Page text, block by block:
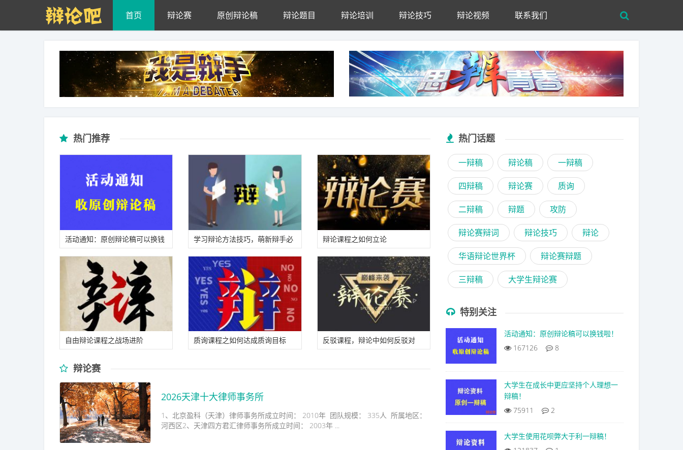
Skip to main content
首页 辩论赛 原创辩论稿 辩论题目 辩论培训 辩论技巧 辩论视频 联系我们
热门推荐
活动通知：原创辩论稿可以换钱
啦！
学习辩论方法技巧，萌新辩手必
备教材！
辩论课程之如何立论
自由辩论课程之战场进阶 质询课程之如何达成质询目标
反驳课程，辩论中如何反驳对
辩论赛
2026天津十大律师事务所
1、北京盈科（天津）律师事务所成立时间： 2010年 团队规模： 335人 所属地区：
河西区2、天津四方君汇律师事务所成立时间： 2003年 ...
热门话题
一辩稿 辩论稿 一辩稿
四辩稿 辩论赛 质询
二辩稿 辩题 攻防
辩论赛辩词 辩论技巧 辩论
华语辩论世界杯 辩论赛辩题
三辩稿 大学生辩论赛
特别关注
活动通知：原创辩论稿可以换钱啦！
167126
8
大学生在成长中更应坚持个人理想一
辩稿！
75911
2
大学生使用花呗弊大于利一辩稿！